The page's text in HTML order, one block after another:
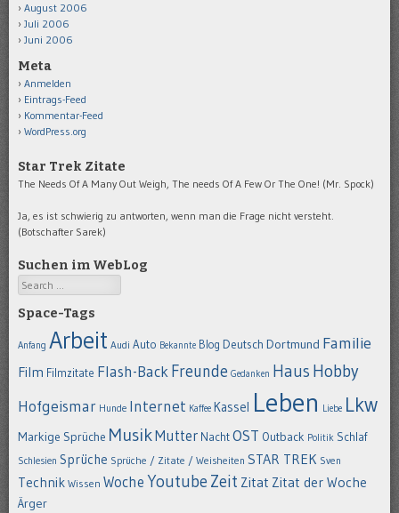
August 2006
Juli 2006
Juni 2006
Meta
Anmelden
Eintrags-Feed
Kommentar-Feed
WordPress.org
Star Trek Zitate
The Needs Of A Many Out Weigh, The needs Of A Few Or The One! (Mr. Spock)
Ja, es ist schwierig zu antworten, wenn man die Frage nicht versteht.
(Botschafter Sarek)
Suchen im WebLog
Search
Space-Tags
Anfang Arbeit Audi Auto Bekannte Blog Deutsch Dortmund Familie
Film Filmzitate Flash-BackFreunde Gedanken Haus Hobby
Hofgeismar Hunde Internet Kaffee Kassel Leben Liebe Lkw
Markige Sprüche MusikMutter NachtOST Outback Politik Schlaf
Schlesien Sprüche Sprüche / Zitate / Weisheiten STAR TREK Sven
Technik Wissen Woche Youtube Zeit Zitat Zitat der Woche
Ärger